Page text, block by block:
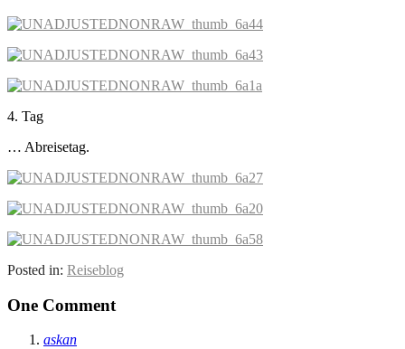
4. Tag
… Abreisetag.
Posted in: Reiseblog
One Comment
askan